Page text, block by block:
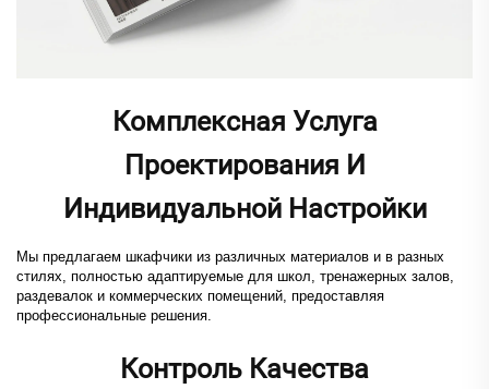
Комплексная Услуга
Проектирования И
Индивидуальной Настройки
Мы предлагаем шкафчики из различных материалов и в разных
стилях, полностью адаптируемые для школ, тренажерных залов,
раздевалок и коммерческих помещений, предоставляя
профессиональные решения.
Контроль Качества